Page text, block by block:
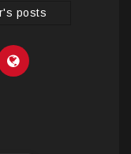
posts